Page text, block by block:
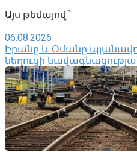
Այս թեմայով ՝
06.08.2026
Իրանը և Օմանը
նեղուցի